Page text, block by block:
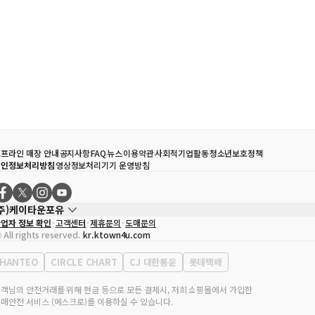
라인 매장 안내공지사항FAQ뉴스이용약관사회적기업활동청소년보호정책
정보처리방침영상정보처리기기 운영방침
)케이타운포유
자
송효민
업자등록번호
120-87-71116
판매업 신고번호 제2011-서울강남-02223
표전화
02-552-9855
자 정보 확인 고객센터 제휴문의 도매문의
rights reserved. kr.ktown4u.com
HANTEO CIRCLE CHART CJ 대한통운 롯데택배
님의 안전거래를 위해 현금 등으로 모든 결제시, 저희 쇼핑몰에서 가입한
안전 서비스 (에스크로)를 이용하실 수 있습니다.